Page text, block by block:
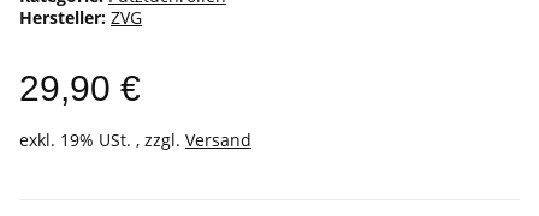
Hersteller: ZVG
29,90 €
exkl. 19% USt. , zzgl. Versand